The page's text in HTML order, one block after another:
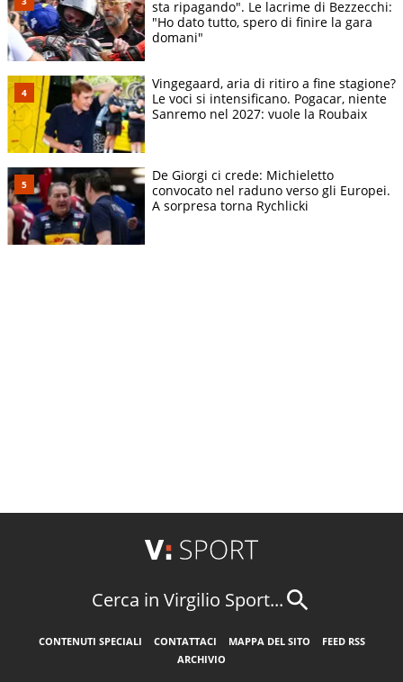
sta ripagando". Le lacrime di Bezzecchi:
"Ho dato tutto, spero di finire la gara
domani"
Vingegaard, aria di ritiro a fine stagione?
Le voci si intensificano. Pogacar, niente
Sanremo nel 2027: vuole la Roubaix
De Giorgi ci crede: Michieletto
convocato nel raduno verso gli Europei.
A sorpresa torna Rychlicki
Cerca in Virgilio Sport...
CONTENUTI SPECIALI CONTATTACI MAPPA DEL SITO
FEED RSS
ARCHIVIO